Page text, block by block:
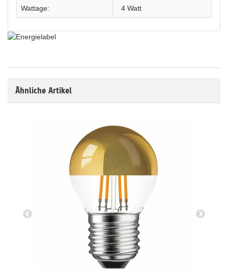
Wattage: 4 Watt
Ähnliche Artikel